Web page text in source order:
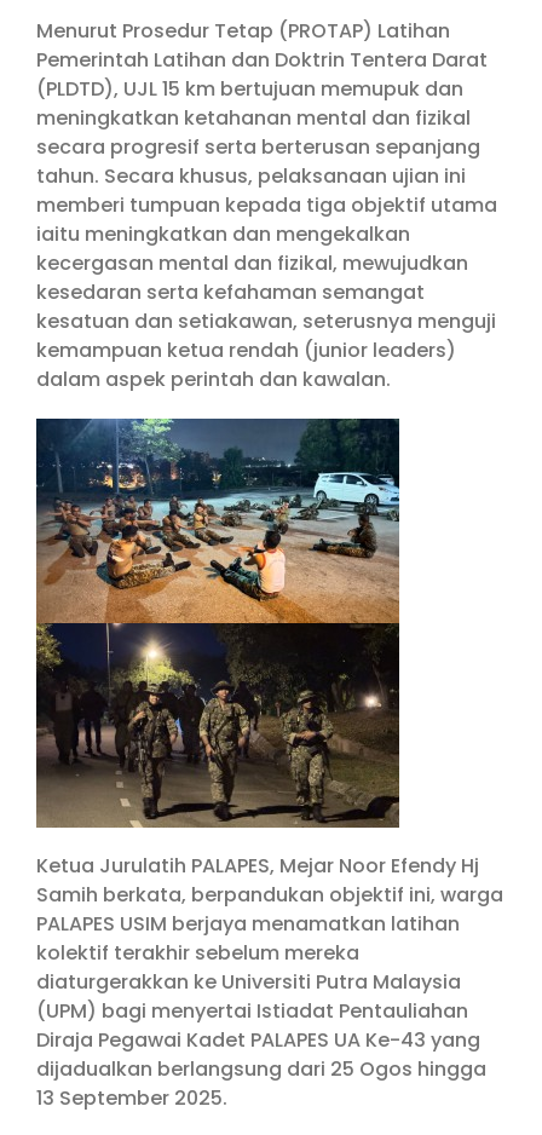
Menurut Prosedur Tetap (PROTAP) Latihan
Pemerintah Latihan dan Doktrin Tentera Darat
(PLDTD), UJL 15 km bertujuan memupuk dan
meningkatkan ketahanan mental dan fizikal
secara progresif serta berterusan sepanjang
tahun. Secara khusus, pelaksanaan ujian ini
memberi tumpuan kepada tiga objektif utama
iaitu meningkatkan dan mengekalkan
kecergasan mental dan fizikal, mewujudkan
kesedaran serta kefahaman semangat
kesatuan dan setiakawan, seterusnya menguji
kemampuan ketua rendah (junior leaders)
dalam aspek perintah dan kawalan.
Ketua Jurulatih PALAPES, Mejar Noor Efendy Hj
Samih berkata, berpandukan objektif ini, warga
PALAPES USIM berjaya menamatkan latihan
kolektif terakhir sebelum mereka
diaturgerakkan ke Universiti Putra Malaysia
(UPM) bagi menyertai Istiadat Pentauliahan
Diraja Pegawai Kadet PALAPES UA Ke-43 yang
dijadualkan berlangsung dari 25 Ogos hingga
13 September 2025.